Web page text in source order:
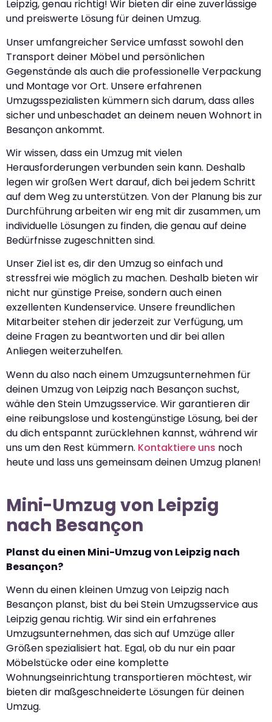
Leipzig, genau richtig! Wir bieten dir eine zuverlässige
und preiswerte Lösung für deinen Umzug.
Unser umfangreicher Service umfasst sowohl den
Transport deiner Möbel und persönlichen
Gegenstände als auch die professionelle Verpackung
und Montage vor Ort. Unsere erfahrenen
Umzugsspezialisten kümmern sich darum, dass alles
sicher und unbeschadet an deinem neuen Wohnort in
Besançon ankommt.
Wir wissen, dass ein Umzug mit vielen
Herausforderungen verbunden sein kann. Deshalb
legen wir großen Wert darauf, dich bei jedem Schritt
auf dem Weg zu unterstützen. Von der Planung bis zur
Durchführung arbeiten wir eng mit dir zusammen, um
individuelle Lösungen zu finden, die genau auf deine
Bedürfnisse zugeschnitten sind.
Unser Ziel ist es, dir den Umzug so einfach und
stressfrei wie möglich zu machen. Deshalb bieten wir
nicht nur günstige Preise, sondern auch einen
exzellenten Kundenservice. Unsere freundlichen
Mitarbeiter stehen dir jederzeit zur Verfügung, um
deine Fragen zu beantworten und dir bei allen
Anliegen weiterzuhelfen.
Wenn du also nach einem Umzugsunternehmen für
deinen Umzug von Leipzig nach Besançon suchst,
wähle den Stein Umzugsservice. Wir garantieren dir
eine reibungslose und kostengünstige Lösung, bei der
du dich entspannt zurücklehnen kannst, während wir
uns um den Rest kümmern. Kontaktiere uns noch
heute und lass uns gemeinsam deinen Umzug planen!
Mini-Umzug von Leipzig
nach Besançon
Planst du einen Mini-Umzug von Leipzig nach
Besançon?
Wenn du einen kleinen Umzug von Leipzig nach
Besançon planst, bist du bei Stein Umzugsservice aus
Leipzig genau richtig. Wir sind ein erfahrenes
Umzugsunternehmen, das sich auf Umzüge aller
Größen spezialisiert hat. Egal, ob du nur ein paar
Möbelstücke oder eine komplette
Wohnungseinrichtung transportieren möchtest, wir
bieten dir maßgeschneiderte Lösungen für deinen
Umzug.